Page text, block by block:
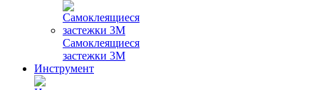
Самоклеящиеся
застежки 3М
Инструмент